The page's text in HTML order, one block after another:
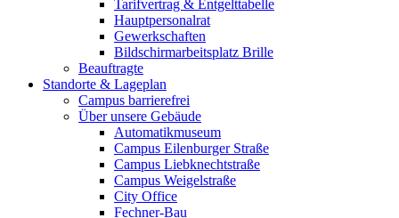
Tarifvertrag & Entgelttabelle
Hauptpersonalrat
Gewerkschaften
Bildschirmarbeitsplatz Brille
Beauftragte
Standorte & Lageplan
Campus barrierefrei
Über unsere Gebäude
Automatikmuseum
Campus Eilenburger Straße
Campus Liebknechtstraße
Campus Weigelstraße
City Office
Fechner-Bau